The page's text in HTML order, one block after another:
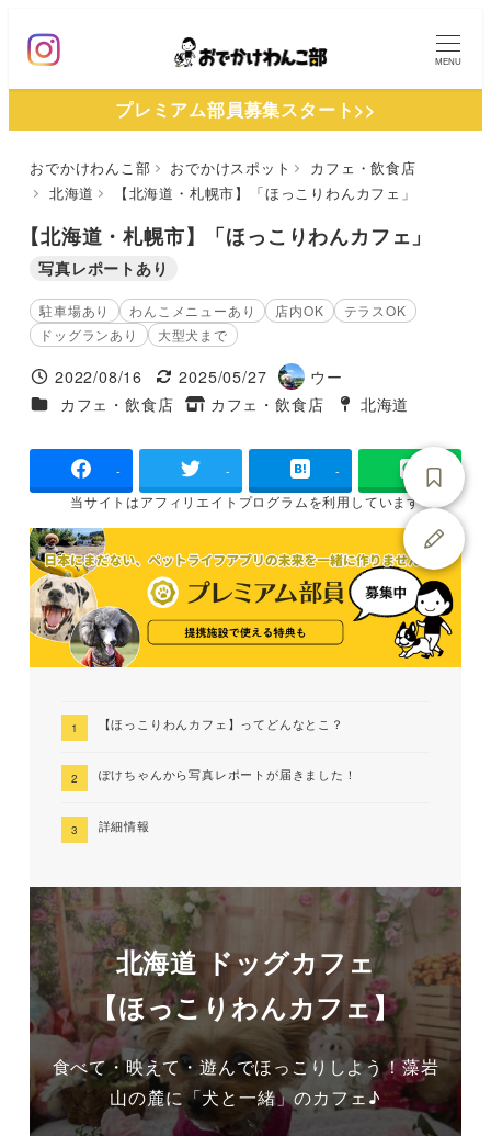
ン
MENU
プレミアム部員募集スタート>>
おでかけわんこ部 おでかけスポット
カフェ・飲食店
北海道
【北海道・札幌市】「ほっこりわんカフェ」
【北海道・札幌市】「ほっこりわんカフェ」
写真レポートあり
駐車場あり わんこメニューあり 店内OK
テラスOK
ドッグランあり
大型犬まで
投稿日
2022/08/16
更新日
2025/05/27
著
者
ウー
施設ジャンル
カフェ・飲食店
タグ
カフェ・飲食店
タグ
北海道
- - -
当サイトはアフィリエイトプログラムを利用しています
【ほっこりわんカフェ】ってどんなとこ？
ぽけちゃんから写真レポートが届きました！
詳細情報
北海道 ドッグカフェ
【ほっこりわんカフェ】
食べて・映えて・遊んでほっこりしよう！藻岩
山の麓に「犬と一緒」のカフェ♪